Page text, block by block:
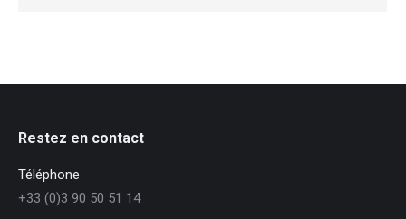
Restez en contact
Téléphone
+33 (0)3 90 50 51 14